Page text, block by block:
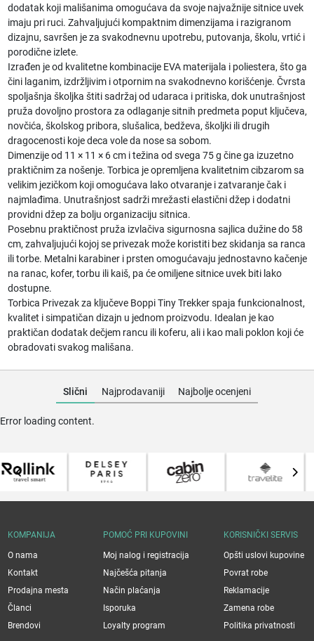
dodatak koji mališanima omogućava da svoje najvažnije sitnice uvek
imaju pri ruci. Zahvaljujući kompaktnim dimenzijama i razigranom
dizajnu, savršen je za svakodnevnu upotrebu, putovanja, školu, vrtić i
porodične izlete.
Izrađen je od kvalitetne kombinacije EVA materijala i poliestera, što ga
čini laganim, izdržljivim i otpornim na svakodnevno korišćenje. Čvrsta
spoljašnja školjka štiti sadržaj od udaraca i pritiska, dok unutrašnjost
pruža dovoljno prostora za odlaganje sitnih predmeta poput ključeva,
novčića, školskog pribora, slušalica, bedževa, školjki ili drugih
dragocenosti koje deca vole da nose sa sobom.
Dimenzije od 11 × 11 × 6 cm i težina od svega 75 g čine ga izuzetno
praktičnim za nošenje. Torbica je opremljena kvalitetnim cibzarom sa
velikim jezičkom koji omogućava lako otvaranje i zatvaranje čak i
najmlađima. Unutrašnjost sadrži mrežasti elastični džep i dodatni
providni džep za bolju organizaciju sitnica.
Posebnu praktičnost pruža izvlačiva sigurnosna sajlica dužine do 58
cm, zahvaljujući kojoj se privezak može koristiti bez skidanja sa ranca
ili torbe. Metalni karabiner i prsten omogućavaju jednostavno kačenje
na ranac, kofer, torbu ili kaiš, pa će omiljene sitnice uvek biti lako
dostupne.
Torbica Privezak za ključeve Boppi Tiny Trekker spaja funkcionalnost,
kvalitet i simpatičan dizajn u jednom proizvodu. Idealan je kao
praktičan dodatak dečjem rancu ili koferu, ali i kao mali poklon koji će
obradovati svakog mališana.
Slični Najprodavaniji Najbolje ocenjeni
Error loading content.
KOMPANIJA
O nama
Kontakt
Prodajna mesta
Članci
Brendovi
POMOĆ PRI KUPOVINI
Moj nalog i registracija
Najčešća pitanja
Način plaćanja
Isporuka
Loyalty program
KORISNIČKI SERVIS
Opšti uslovi kupovine
Povrat robe
Reklamacije
Zamena robe
Politika privatnosti